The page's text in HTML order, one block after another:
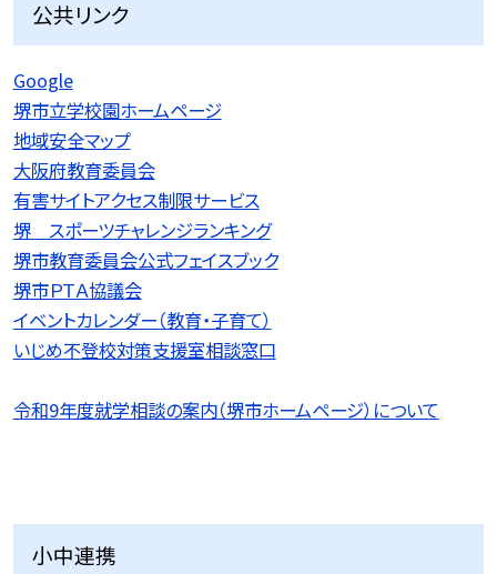
公共リンク
Google
堺市立学校園ホームページ
地域安全マップ
大阪府教育委員会
有害サイトアクセス制限サービス
堺 スポーツチャレンジランキング
堺市教育委員会公式フェイスブック
堺市ＰＴＡ協議会
イベントカレンダー（教育・子育て）
いじめ不登校対策支援室相談窓口
令和9年度就学相談の案内（堺市ホームページ）について
小中連携